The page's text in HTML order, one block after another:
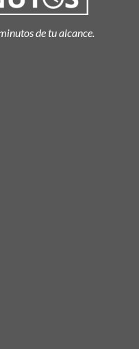
de tu alcance.